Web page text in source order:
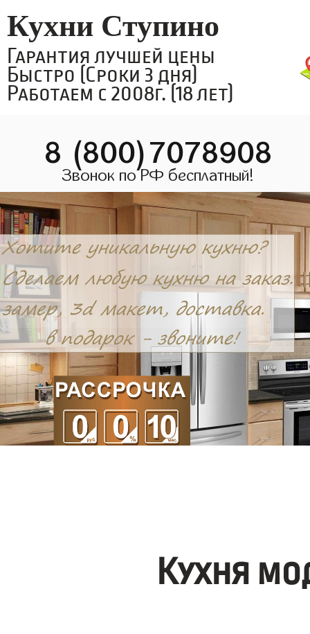
Кухни Ступино
Гарантия лучшей цены
Быстро (Сроки 3 дня)
Работаем с 2008г. (18 лет)
8 (800)7078908
Звонок по РФ бесплатный!
Кухня